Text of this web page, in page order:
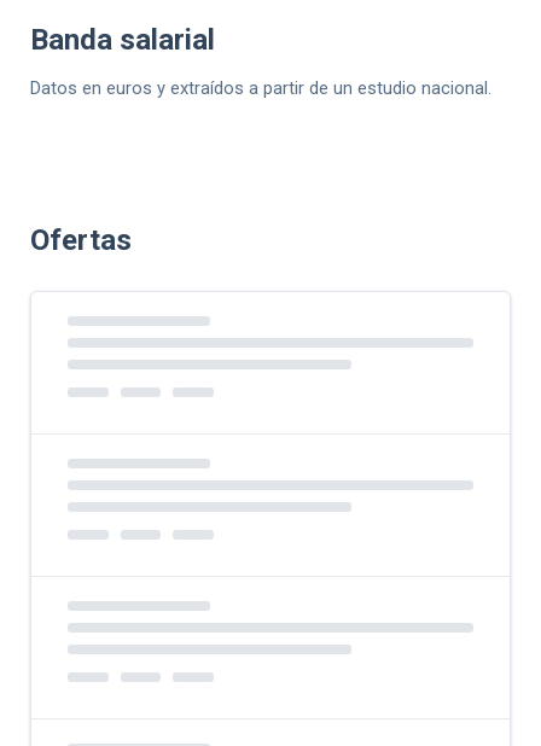
Banda salarial
Datos en euros y extraídos a partir de un estudio nacional.
Ofertas